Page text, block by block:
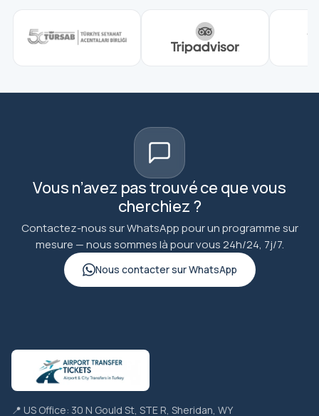
Vous n’avez pas trouvé ce que vous
cherchiez ?
Contactez-nous sur WhatsApp pour un programme sur
mesure — nous sommes là pour vous 24h/24, 7j/7.
Nous contacter sur WhatsApp
📍 US Office: 30 N Gould St, STE R, Sheridan, WY